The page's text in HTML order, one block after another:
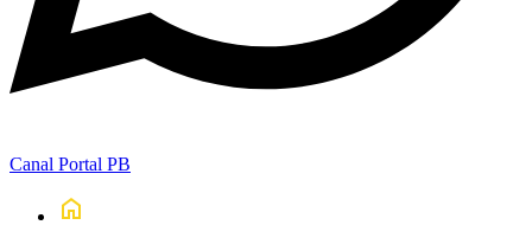
Canal Portal PB